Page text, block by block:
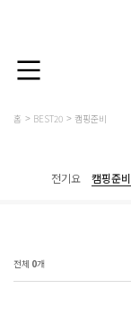
홈 BEST20 캠핑준비
전기요 캠핑준비
전체 0개